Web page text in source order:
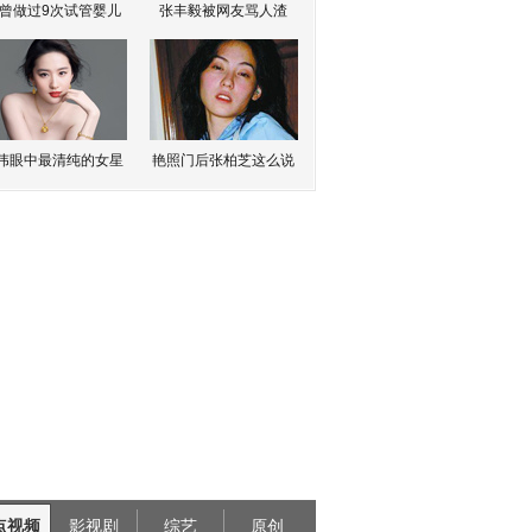
做过9次试管婴儿 张丰毅被网友骂人渣
眼中最清纯的女星 艳照门后张柏芝这么说
视频 影视剧 综艺 原创